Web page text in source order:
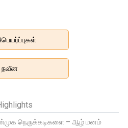
நவீன
நெருக்கடிகளை – ஆழ் மனம்